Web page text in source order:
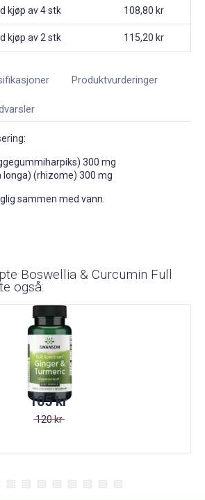
kjøp av 4 stk 108,80 kr
kjøp av 2 stk 115,20 kr
Produktvurderinger
300 mg
longa) (rhizome) 300 mg
sammen med vann.
Boswellia & Curcumin Full
også:
105 kr
120 kr